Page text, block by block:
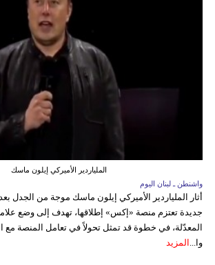
الملياردير الأميركي إيلون ماسك
واشنطن ـ لبنان اليوم
أثار الملياردير الأميركي إيلون ماسك موجة من الجدل
جديدة تعتزم منصة «إكس» إطلاقها، تهدف إلى وضع
المعدّلة، في خطوة قد تمثل تحولاً في تعامل المنصة مع
وا... المزيد